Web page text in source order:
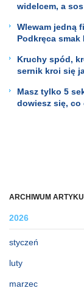
ARCHIWUM
2026
styczeń
luty
marzec
widelcem, a
Wlewam jedną
Podkręca
Kruchy spód,
sernik kroi się
Masz tylko 5
dowiesz się, co